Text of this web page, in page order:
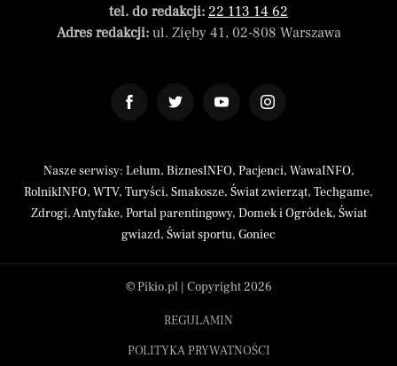
tel. do redakcji: 22 113 14 62
Adres redakcji:ul. Zięby 41, 02-808 Warszawa
Nasze serwisy: Lelum, BiznesINFO, Pacjenci, WawaINFO,
RolnikINFO, WTV, Turyści, Smakosze, Świat zwierząt, Techgame,
Zdrogi,Antyfake, Portal parentingowy, Domek i Ogródek, Świat
gwiazd, Świat sportu, Goniec
© Pikio.pl | Copyright 2026
REGULAMIN
POLITYKA PRYWATNOŚCI